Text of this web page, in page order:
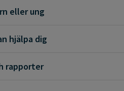
eller ung
hjälpa dig
rapporter